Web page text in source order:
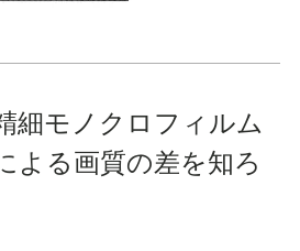
細モノクロフィルム
よる画質の差を知ろ